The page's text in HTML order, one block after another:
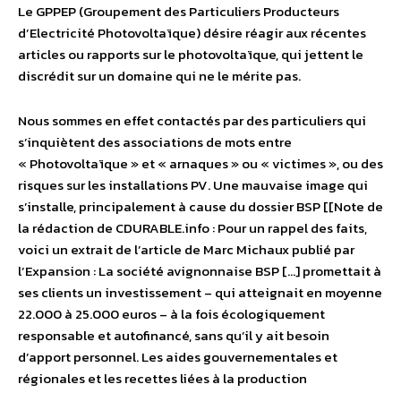
Le GPPEP (Groupement des Particuliers Producteurs
d’Electricité Photovoltaïque) désire réagir aux récentes
articles ou rapports sur le photovoltaïque, qui jettent le
discrédit sur un domaine qui ne le mérite pas.
Nous sommes en effet contactés par des particuliers qui
s’inquiètent des associations de mots entre
« Photovoltaïque » et « arnaques » ou « victimes », ou des
risques sur les installations PV. Une mauvaise image qui
s’installe, principalement à cause du dossier BSP [[Note de
la rédaction de CDURABLE.info : Pour un rappel des faits,
voici un extrait de l’article de Marc Michaux publié par
l’Expansion : La société avignonnaise BSP […] promettait à
ses clients un investissement – qui atteignait en moyenne
22.000 à 25.000 euros – à la fois écologiquement
responsable et autofinancé, sans qu’il y ait besoin
d’apport personnel. Les aides gouvernementales et
régionales et les recettes liées à la production